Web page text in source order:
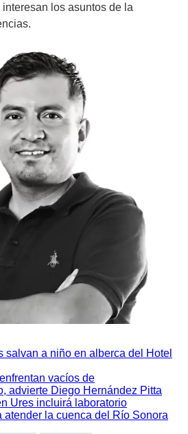
los asuntos de la
salvan a niño en alberca del Hotel
vacíos de
advierte Diego Hernández Pitta
Ures incluirá laboratorio
atender la cuenca del Río Sonora